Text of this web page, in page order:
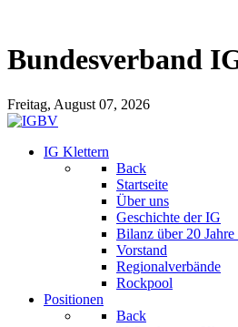
Bundesverband
Freitag, August 07, 2026
IG Klettern
Back
Startseite
Über uns
Geschichte der IG
Bilanz über 20 Jahre
Vorstand
Regionalverbände
Rockpool
Positionen
Back